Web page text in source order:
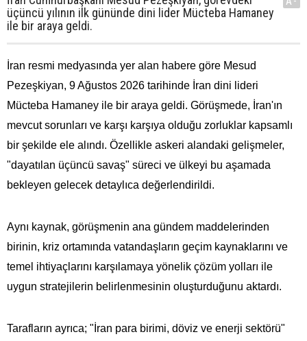
üçüncü yılının ilk gününde dini lider Mücteba Hamaney
ile bir araya geldi.
İran resmi medyasında yer alan habere göre Mesud
Pezeşkiyan, 9 Ağustos 2026 tarihinde İran dini lideri
Mücteba Hamaney ile bir araya geldi. Görüşmede, İran'ın
mevcut sorunları ve karşı karşıya olduğu zorluklar kapsamlı
bir şekilde ele alındı. Özellikle askeri alandaki gelişmeler,
"dayatılan üçüncü savaş" süreci ve ülkeyi bu aşamada
bekleyen gelecek detaylıca değerlendirildi.
Aynı kaynak, görüşmenin ana gündem maddelerinden
birinin, kriz ortamında vatandaşların geçim kaynaklarını ve
temel ihtiyaçlarını karşılamaya yönelik çözüm yolları ile
uygun stratejilerin belirlenmesinin oluşturduğunu aktardı.
Tarafların ayrıca; "İran para birimi, döviz ve enerji sektörü"